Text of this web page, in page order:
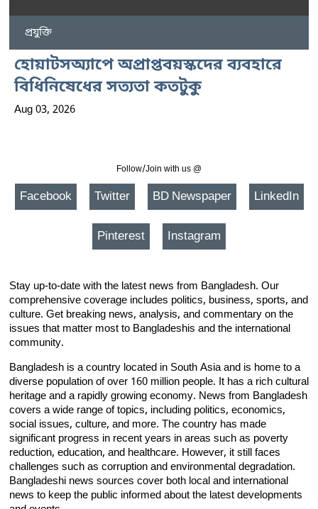
প্রযুক্তি
হোয়াটসঅ্যাপে অপ্রাপ্তবয়স্কদের ব্যবহারে
বিধিনিষেধের সত্যতা কতটুকু
Aug 03, 2026
Follow/Join with us @
Facebook Twitter BD Newspaper LinkedIn
Pinterest Instagram
Stay up-to-date with the latest news from Bangladesh. Our
comprehensive coverage includes politics, business, sports, and
culture. Get breaking news, analysis, and commentary on the
issues that matter most to Bangladeshis and the international
community.
Bangladesh is a country located in South Asia and is home to a
diverse population of over 160 million people. It has a rich cultural
heritage and a rapidly growing economy. News from Bangladesh
covers a wide range of topics, including politics, economics,
social issues, culture, and more. The country has made
significant progress in recent years in areas such as poverty
reduction, education, and healthcare. However, it still faces
challenges such as corruption and environmental degradation.
Bangladeshi news sources cover both local and international
news to keep the public informed about the latest developments